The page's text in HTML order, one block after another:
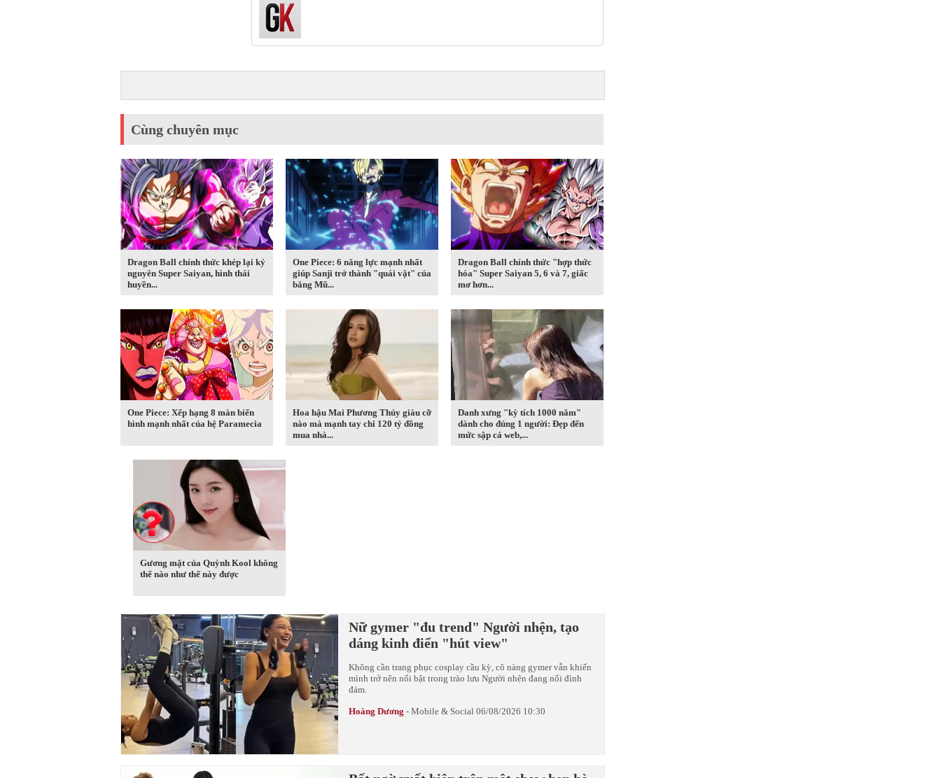
Cùng chuyên mục
Dragon Ball chính thức khép lại kỷ
nguyên Super Saiyan, hình thái
huyền...
One Piece: 6 năng lực mạnh nhất
giúp Sanji trở thành "quái vật" của
băng Mũ...
Dragon Ball chính thức "hợp thức
hóa" Super Saiyan 5, 6 và 7, giấc
mơ hơn...
One Piece: Xếp hạng 8 màn biến
hình mạnh nhất của hệ Paramecia
Hoa hậu Mai Phương Thúy giàu cỡ
nào mà mạnh tay chi 120 tỷ đồng
mua nhà...
Danh xưng "kỳ tích 1000 năm"
dành cho đúng 1 người: Đẹp đến
mức sập cả web,...
Gương mặt của Quỳnh Kool không
thể nào như thế này được
Nữ gymer "đu trend" Người nhện, tạo
dáng kinh điển "hút view"
Không cần trang phục cosplay cầu kỳ, cô nàng gymer vẫn khiến
mình trở nên nổi bật trong trào lưu Người nhện đang nổi đình
đám.
Hoàng Dương - Mobile & Social 06/08/2026 10:30